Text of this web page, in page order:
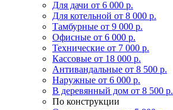
Для дачи от 6 000 р.
Для котельной от 8 000 р.
Тамбурные от 9 000 р.
Офисные от 6 000 р.
Технические от 7 000 р.
Кассовые от 18 000 р.
Антивандальные от 8 500 р.
Наружные от 6 000 р.
В деревянный дом от 8 500 р.
По конструкции